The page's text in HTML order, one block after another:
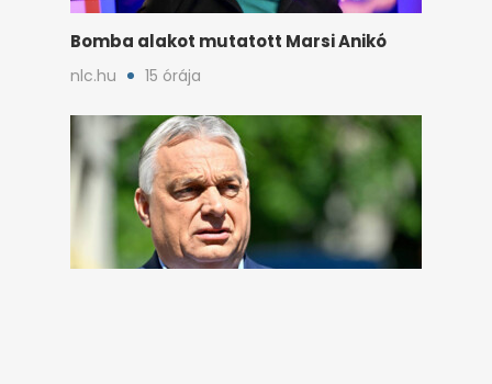
Bomba alakot mutatott Marsi Anikó
nlc.hu 15 órája